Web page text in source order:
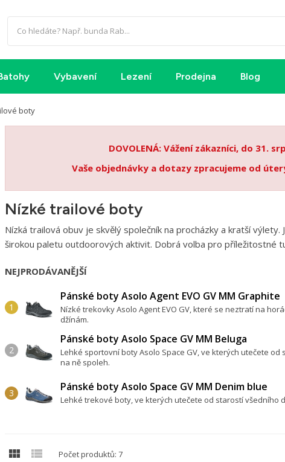
Vybavení Lezení Prodejna Blog
boty
DOVOLENÁ: Vážení zákazníci, do 31.
Vaše objednávky a dotazy zpracujeme od
Nízké trailové boty
Nízká trailová obuv je skvělý společník na procházky a kratší
širokou paletu outdoorových aktivit. Dobrá volba pro příležitostné
NEJPRODÁVANĚJŠÍ
Pánské boty Asolo Agent EVO GV MM Graphite
Nízké trekovky Asolo Agent EVO GV, které se neztratí na
džínám.
Pánské boty Asolo Space GV MM Beluga
Lehké sportovní boty Asolo Space GV, ve kterých utečete
na ně spoleh.
Pánské boty Asolo Space GV MM Denim blue
Lehké trekové boty, ve kterých utečete od starostí všedního
  Počet produktů: 7